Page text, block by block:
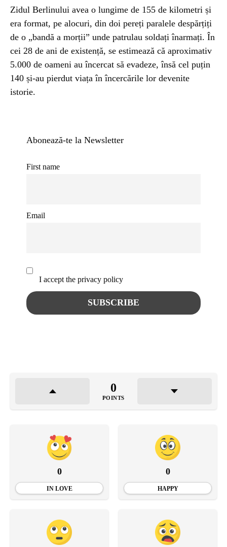
Zidul Berlinului avea o lungime de 155 de kilometri și
era format, pe alocuri, din doi pereți paralele despărțiți
de o „bandă a morții” unde patrulau soldați înarmați. În
cei 28 de ani de existență, se estimează că aproximativ
5.000 de oameni au încercat să evadeze, însă cel puțin
140 și-au pierdut viața în încercările lor devenite
istorie.
Abonează-te la Newsletter
First name
Email
I accept the privacy policy
0
POINTS
0
IN LOVE
0
HAPPY